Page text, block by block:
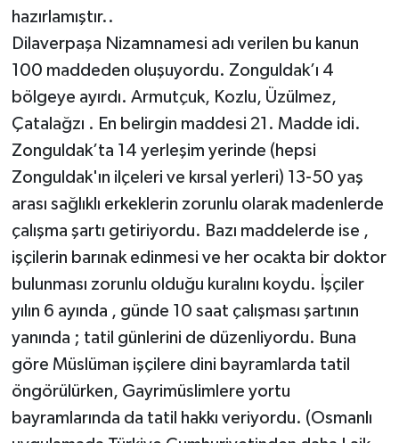
hazırlamıştır..
Dilaverpaşa Nizamnamesi adı verilen bu kanun
100 maddeden oluşuyordu. Zonguldak’ı 4
bölgeye ayırdı. Armutçuk, Kozlu, Üzülmez,
Çatalağzı . En belirgin maddesi 21. Madde idi.
Zonguldak’ta 14 yerleşim yerinde (hepsi
Zonguldak'ın ilçeleri ve kırsal yerleri) 13-50 yaş
arası sağlıklı erkeklerin zorunlu olarak madenlerde
çalışma şartı getiriyordu. Bazı maddelerde ise ,
işçilerin barınak edinmesi ve her ocakta bir doktor
bulunması zorunlu olduğu kuralını koydu. İşçiler
yılın 6 ayında , günde 10 saat çalışması şartının
yanında ; tatil günlerini de düzenliyordu. Buna
göre Müslüman işçilere dini bayramlarda tatil
öngörülürken, Gayrimüslimlere yortu
bayramlarında da tatil hakkı veriyordu. (Osmanlı